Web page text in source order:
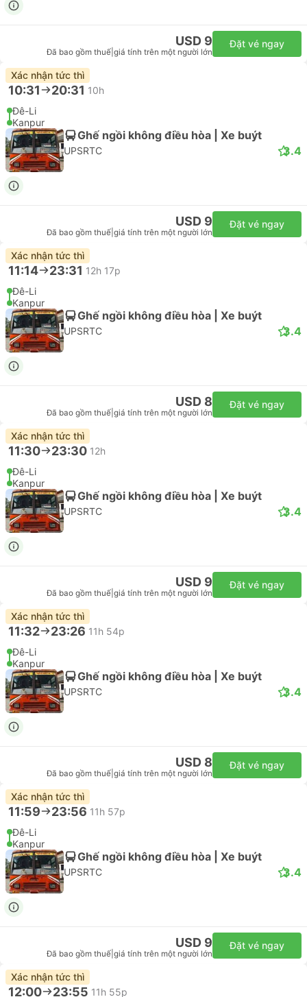
USD 9
Đã bao gồm thuế giá tính trên một người lớn
Đặt vé ngay
Xác nhận tức thì
10:31 20:31 10h
Đê-Li
Kanpur
Ghế ngồi không điều hòa | Xe buýt
UPSRTC 3.4
USD 9
Đã bao gồm thuế giá tính trên một người lớn
Đặt vé ngay
Xác nhận tức thì
11:14 23:31 12h 17p
Đê-Li
Kanpur
Ghế ngồi không điều hòa | Xe buýt
UPSRTC 3.4
USD 8
Đã bao gồm thuế giá tính trên một người lớn
Đặt vé ngay
Xác nhận tức thì
11:30 23:30 12h
Đê-Li
Kanpur
Ghế ngồi không điều hòa | Xe buýt
UPSRTC 3.4
USD 9
Đã bao gồm thuế giá tính trên một người lớn
Đặt vé ngay
Xác nhận tức thì
11:32 23:26 11h 54p
Đê-Li
Kanpur
Ghế ngồi không điều hòa | Xe buýt
UPSRTC 3.4
USD 8
Đã bao gồm thuế giá tính trên một người lớn
Đặt vé ngay
Xác nhận tức thì
11:59 23:56 11h 57p
Đê-Li
Kanpur
Ghế ngồi không điều hòa | Xe buýt
UPSRTC 3.4
USD 9
Đã bao gồm thuế giá tính trên một người lớn
Đặt vé ngay
Xác nhận tức thì
12:00 23:55 11h 55p